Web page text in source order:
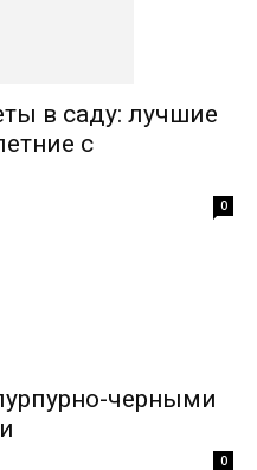
в саду: лучшие
с
0
черными
0